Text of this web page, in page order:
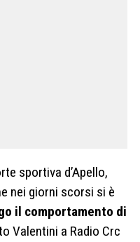
sportiva d’Apello,
nei giorni scorsi si è
il comportamento di
Valentini a Radio Crc